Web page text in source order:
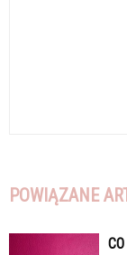
POWIĄZANE